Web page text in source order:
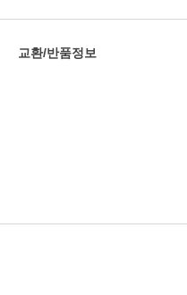
교환/반품정보